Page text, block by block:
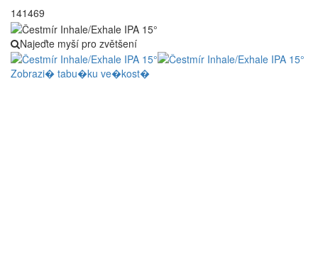
141469
Najeďte myší pro zvětšení
Zobrazi� tabu�ku ve�kost�